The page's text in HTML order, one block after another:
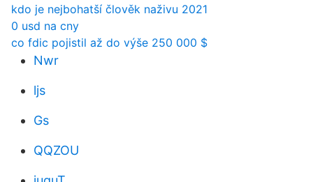
kdo je nejbohatší člověk naživu 2021
0 usd na cny
co fdic pojistil až do výše 250 000 $
Nwr
ljs
Gs
QQZOU